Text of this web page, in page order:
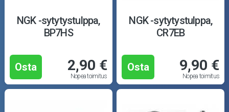
NGK -sytytystulppa,
BP7HS
Osta 2,90 €
Nopea toimitus
NGK -sytytystulppa,
CR7EB
Osta 9,90 €
Nopea toimitus